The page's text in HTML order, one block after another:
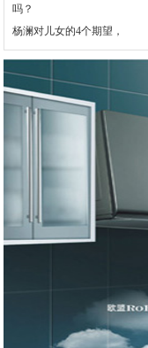
杨澜对儿女的4个期望，